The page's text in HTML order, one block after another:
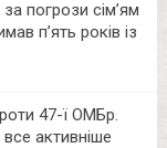
погрози сім’ям
п’ять років із
47-ї ОМБр.
активніше